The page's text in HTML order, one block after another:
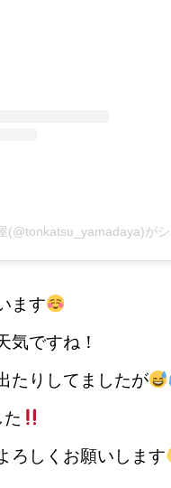
ます
気ですね！
たりしてましたが
ろしくお願いします